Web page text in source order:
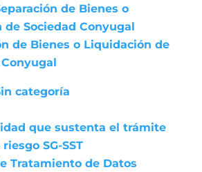
de Bienes o
de Sociedad Conyugal
de Bienes o Liquidación de
categoría
que sustenta el trámite
SG-SST
Tratamiento de Datos